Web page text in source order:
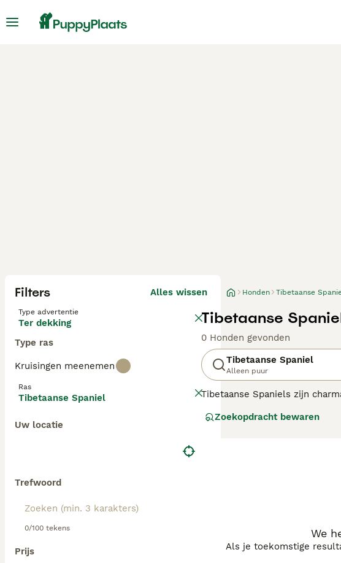
Filters Alles wissen
Type advertentie
Ter dekking
Type ras
Kruisingen meenemen
Ras
Tibetaanse Spaniel
Uw locatie
Trefwoord
0/100 tekens
Prijs
Honden Tibetaanse
Tibetaanse
0 Honden gevonden
Tibetaanse Spaniel
Alleen puur
Tibetaanse Spaniels zijn
Zoekopdracht bewaren
We
Als je toekomstige